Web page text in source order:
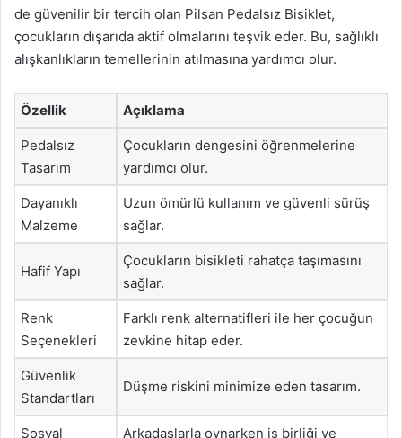
de güvenilir bir tercih olan Pilsan Pedalsız Bisiklet,
çocukların dışarıda aktif olmalarını teşvik eder. Bu, sağlıklı
alışkanlıkların temellerinin atılmasına yardımcı olur.
Özellik Açıklama
Pedalsız
Tasarım
Çocukların dengesini öğrenmelerine
yardımcı olur.
Dayanıklı
Malzeme
Uzun ömürlü kullanım ve güvenli sürüş
sağlar.
Hafif Yapı
Çocukların bisikleti rahatça taşımasını
sağlar.
Renk
Seçenekleri
Farklı renk alternatifleri ile her çocuğun
zevkine hitap eder.
Güvenlik
Standartları
Düşme riskini minimize eden tasarım.
Sosyal
Arkadaşlarla oynarken iş birliği ve